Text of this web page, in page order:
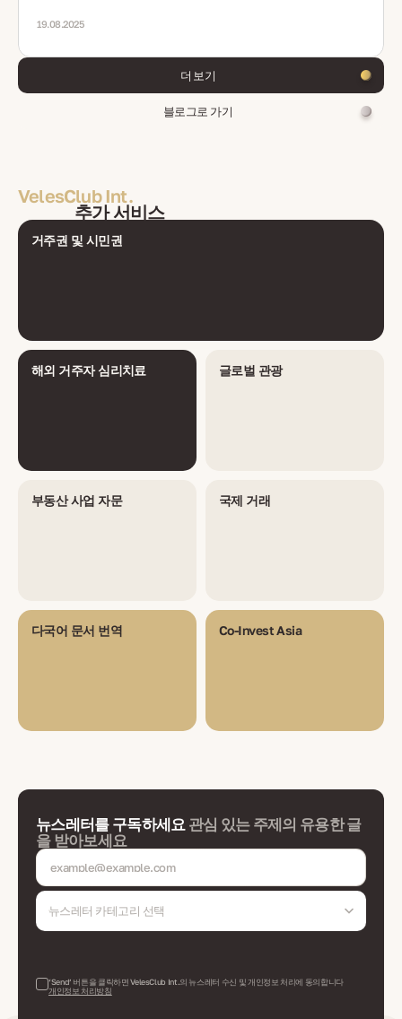
19.08.2025
더 보기
블로그로 가기
VelesClub Int.
추가 서비스
거주권 및 시민권
해외 거주자 심리치료 글로벌 관광
부동산 사업 자문 국제 거래
다국어 문서 번역 Co-Invest Asia
뉴스레터를 구독하세요 관심 있는 주제의 유용한 글
을 받아보세요
뉴스레터 카테고리 선택
‘Send’ 버튼을 클릭하면 VelesClub Int.의 뉴스레터 수신 및 개인정보 처리에 동의합니다
개인정보 처리방침